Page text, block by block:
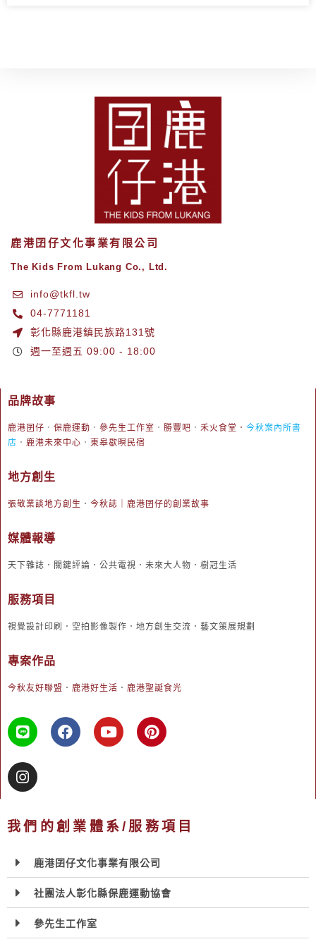
鹿港囝仔文化事業有限公司
The Kids From Lukang Co., Ltd.
info@tkfl.tw
04-7771181
彰化縣鹿港鎮民族路131號
週一至週五 09:00 - 18:00
品牌故事
鹿港囝仔 ． 保鹿運動 ． 參先生工作室 ． 勝豐吧 ． 禾火食堂 ． 今秋案內所書
店 ． 鹿港未來中心 ． 東皋歇暝民宿
地方創生
張敬業談地方創生 ． 今秋誌｜鹿港囝仔的創業故事
媒體報導
天下雜誌．關鍵評論．公共電視．未來大人物．樹冠生活
服務項目
視覺設計印刷．空拍影像製作．地方創生交流．藝文策展規劃
專案作品
今秋友好聯盟 ． 鹿港好生活 ． 鹿港聖誕食光
我們的創業體系/服務項目
鹿港囝仔文化事業有限公司
社團法人彰化縣保鹿運動協會
參先生工作室